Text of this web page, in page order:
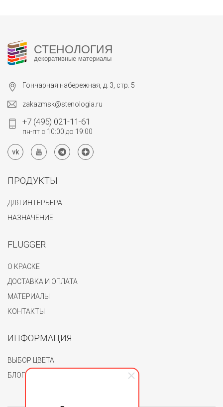
СТЕНОЛОГИЯ
декоративные материалы
Гончарная набережная, д. 3, стр. 5
zakazmsk@stenologia.ru
+7 (495) 021-11-61
пн-пт с 10:00 до 19:00
ПРОДУКТЫ
ДЛЯ ИНТЕРЬЕРА
НАЗНАЧЕНИЕ
FLUGGER
О КРАСКЕ
ДОСТАВКА И ОПЛАТА
МАТЕРИАЛЫ
КОНТАКТЫ
ИНФОРМАЦИЯ
ВЫБОР ЦВЕТА
БЛОГ